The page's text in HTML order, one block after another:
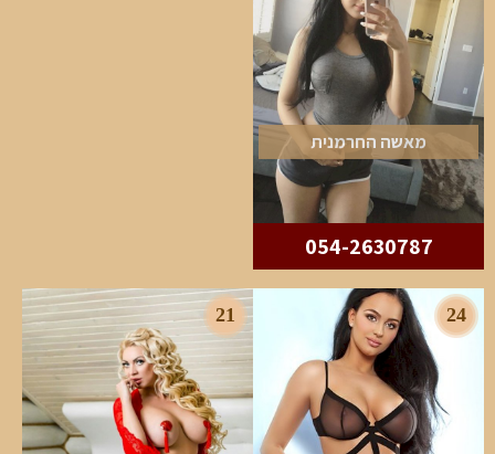
מאשה החרמנית
054-2630787
24
21